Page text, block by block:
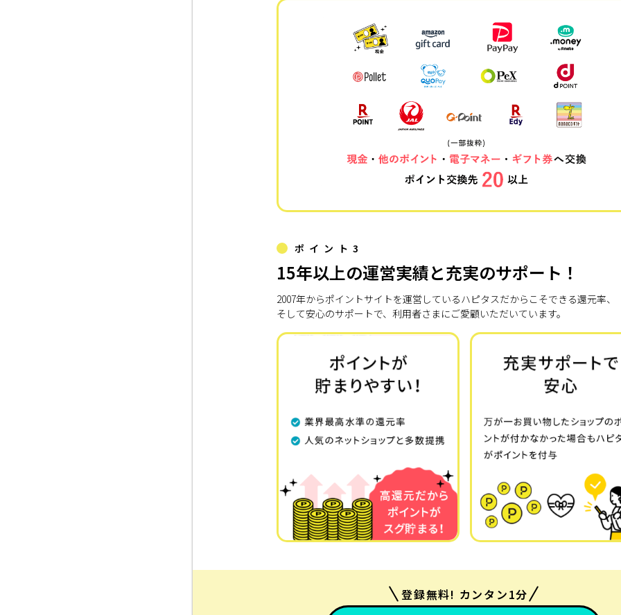
ポイント3
15年以上の運営実績と充実のサポート！
2007年からポイントサイトを運営しているハピタスだからこそできる還元率、
そして安心のサポートで、利用者さまにご愛顧いただいています。
登録無料! カンタン1分